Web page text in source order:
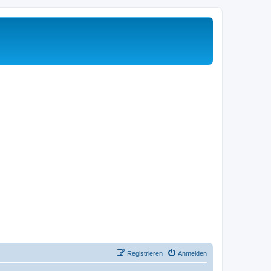
Anmelden
Registrieren